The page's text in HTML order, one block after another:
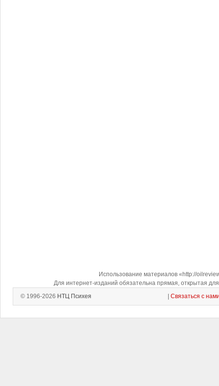
Использование материалов «http://
Для интернет-изданий обязательна прямая, открытая
© 1996-2026 НТЦ Психея Связаться с